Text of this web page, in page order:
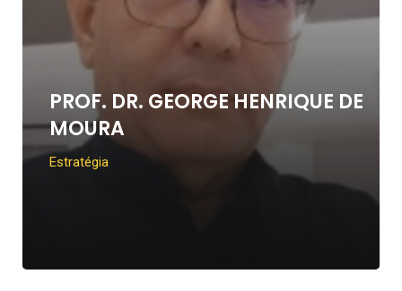
PROF. DR. GEORGE HENRIQUE DE
MOURA
Estratégia